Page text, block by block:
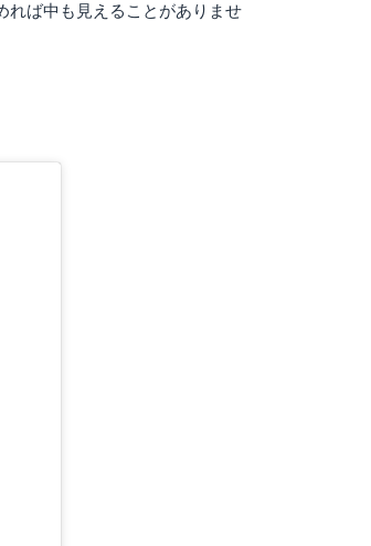
れば中も見えることがありませ